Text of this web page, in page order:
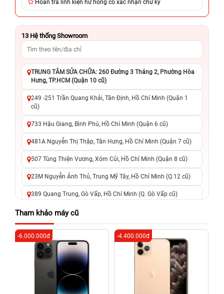
Hoàn trả linh kiện hư hỏng có xác nhận chữ ký
13 Hệ thống Showroom
TRUNG TÂM SỬA CHỮA: 260 Đường 3 Tháng 2, Phường Hòa
Hưng, TP.HCM (Quận 10 cũ)
249 -251 Trần Quang Khải, Tân Định, Hồ Chí Minh (Quận 1
cũ)
733 Hậu Giang, Bình Phú, Hồ Chí Minh (Quận 6 cũ)
481A Nguyễn Thị Thập, Tân Hưng, Hồ Chí Minh (Quận 7 cũ)
507 Tùng Thiện Vương, Xóm Củi, Hồ Chí Minh (Quận 8 cũ)
23M Nguyễn Ảnh Thủ, Trung Mỹ Tây, Hồ Chí Minh (Q.12 cũ)
389 Quang Trung, Gò Vấp, Hồ Chí Minh (Q. Gò Vấp cũ)
625 - 625A Âu Cơ, Tân Phú, Hồ Chí Minh (Quận Tân Phú cũ)
326 Lê Văn Việt, Tăng Nhơn Phú, Hồ Chí Minh (Q.9 TP. Thủ
Đức cũ)
256 Võ Văn Ngân, Thủ Đức, Hồ Chí Minh (Bình Thọ, TP. Thủ
70 Nguyễn An Ninh, Dĩ An, Hồ Chí Minh (Bình Dương Cũ)
Tham khảo máy cũ
-6.000.000đ -4.400.000đ